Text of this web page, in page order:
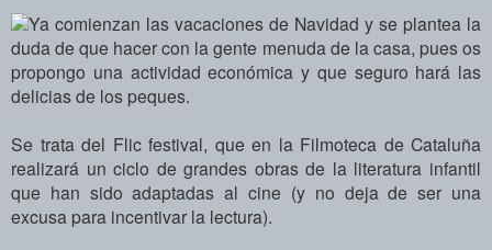
Ya comienzan las vacaciones de Navidad y se plantea la
duda de que hacer con la gente menuda de la casa, pues os
propongo una actividad económica y que seguro hará las
delicias de los peques.
Se trata del Flic festival, que en la Filmoteca de Cataluña
realizará un ciclo de grandes obras de la literatura infantil
que han sido adaptadas al cine (y no deja de ser una
excusa para incentivar la lectura).